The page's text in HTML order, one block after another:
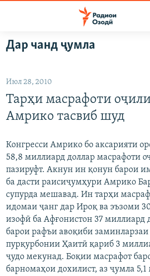
Ҷаҳиш
ба
аслӣ
ба
феҳристи
Ҷаҳиш
ба
ҷустор
ГӮШАҲО
ҶОМЕА
ҚАЗИЯИ "КРОКУС"
ОСИЁИ МАРКАЗӢ
ФАРҲАНГ
МЕҲМОНИ ОЗОДӢ
ВАРЗИШ
САЛОМ, ХОҲАР
ТАҲҚИҚОТ
ҶАНГ ДАР УКРАИНА
НАЗАРИ МАРДУМ
БЛОГИСТОН
ОЗОДӢ ОНЛАЙН
ЧАНДРАСОНАӢ
ВИДЕО
НИГОРИСТОН
ГУЗОРИШҲОИ РАДИОӢ
РӮЙХАТҲО
КИТОБҲОИ ОЗОДӢ
Русский
ПАЙГИРӢ КУНЕД
Дар чанд ҷумла
Июл 28, 2010
Тарҳи масрафоти
Амрико тасвиб шуд
Конгресси Амрико бо аксарияти
58,8 миллиард доллар масрафоти
пазируфт. Акнун ин қонун барои
ба дасти раисиҷумҳури Амрико
супурда мешавад. Ин тарҳи
идомаи ҷанг дар Ироқ ва эъзоми
изофӣ ба Афғонистон 37 миллиард
барои рафъи авоқиби заминларзаи
пурқурбонии Ҳаитӣ қариб 3
ҷудо мекунад. Боқии масрафот
барномаҳои дохилист, аз ҷумла